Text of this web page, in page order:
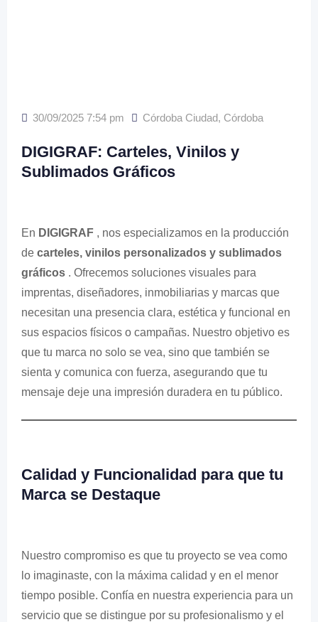
30/09/2025 7:54 pm Córdoba Ciudad, Córdoba
DIGIGRAF: Carteles, Vinilos y
Sublimados Gráficos
En DIGIGRAF , nos especializamos en la producción
de carteles, vinilos personalizados y sublimados
gráficos . Ofrecemos soluciones visuales para
imprentas, diseñadores, inmobiliarias y marcas que
necesitan una presencia clara, estética y funcional en
sus espacios físicos o campañas. Nuestro objetivo es
que tu marca no solo se vea, sino que también se
sienta y comunica con fuerza, asegurando que tu
mensaje deje una impresión duradera en tu público.
Calidad y Funcionalidad para que tu
Marca se Destaque
Nuestro compromiso es que tu proyecto se vea como
lo imaginaste, con la máxima calidad y en el menor
tiempo posible. Confía en nuestra experiencia para un
servicio que se distingue por su profesionalismo y el